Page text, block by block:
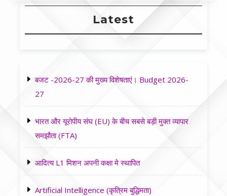
Latest
बजट -2026-27 की मुख्य विशेषताएं। Budget 2026-
27
भारत और यूरोपीय संघ (EU) के बीच सबसे बड़ी मुक्त व्यापार
समझौता (FTA)
आदित्य L1 मिशन अपनी कक्षा मे स्थापित
Artificial Intelligence (कृत्रिम बुद्धिमता)